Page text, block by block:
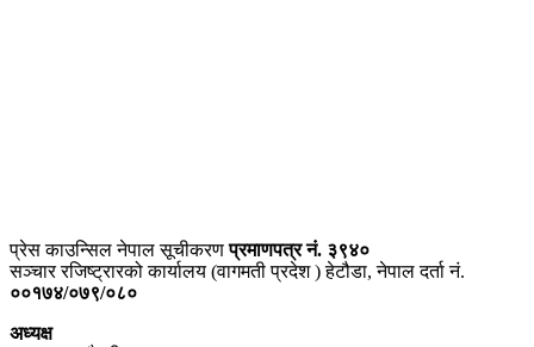
प्रेस काउन्सिल नेपाल सूचीकरणप्रमाणपत्र नं. ३९४०
सञ्चार रजिष्ट्रारको कार्यालय (वागमती प्रदेश ) हेटौडा, नेपाल दर्ता नं.
००१७४/०७९/०८०
अध्यक्ष